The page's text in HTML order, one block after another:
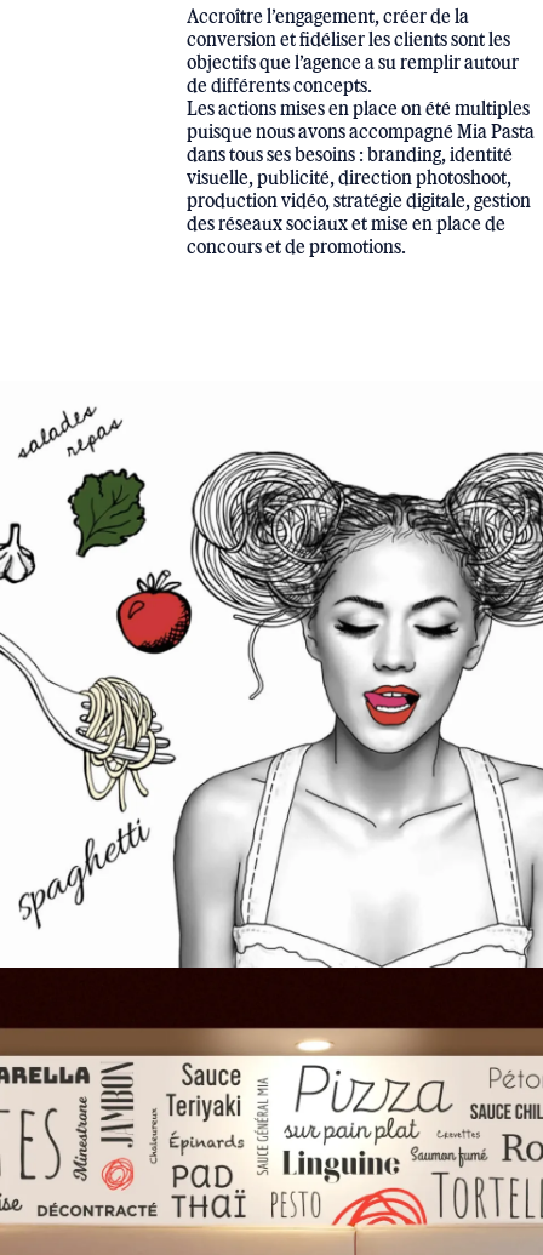
Accroître l’engagement, créer de la
conversion et fidéliser les clients sont les
objectifs que l’agence a su remplir autour
de différents concepts.
Les actions mises en place on été multiples
puisque nous avons accompagné Mia Pasta
dans tous ses besoins : branding, identité
visuelle, publicité, direction photoshoot,
production vidéo, stratégie digitale, gestion
des réseaux sociaux et mise en place de
concours et de promotions.